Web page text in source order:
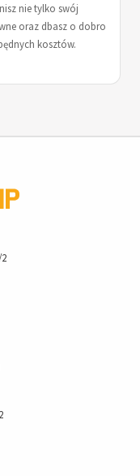
nie tylko swój
oraz dbasz o dobro
kosztów.